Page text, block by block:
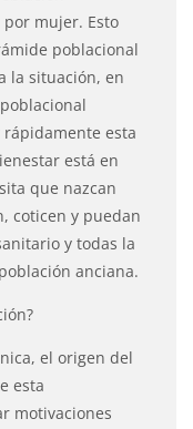
mujer. Esto
poblacional
la situación, en
esta
está en
que nazcan
coticen y puedan
y todas la
anciana.
el origen del
esta
motivaciones